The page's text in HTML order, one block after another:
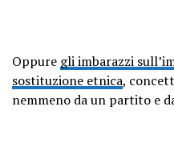
Oppure gli imbarazzi
sostituzione etnica,
nemmeno da un partito e